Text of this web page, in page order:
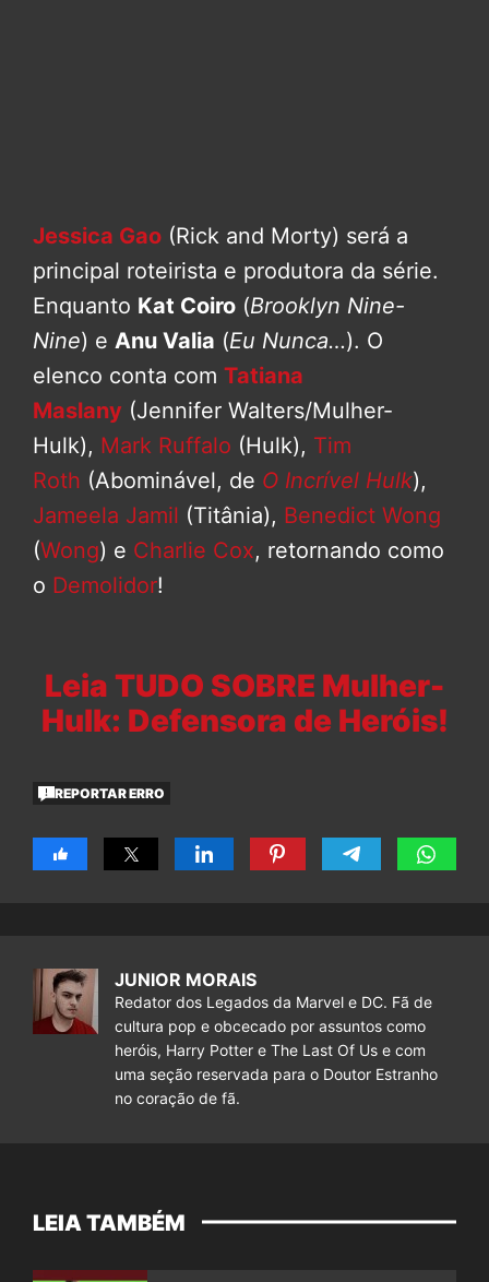
Jessica Gao (Rick and Morty) será a
principal roteirista e produtora da série.
Enquanto Kat Coiro (Brooklyn Nine-
Nine) e Anu Valia (Eu Nunca…). O
elenco conta com Tatiana
Maslany (Jennifer Walters/Mulher-
Hulk), Mark Ruffalo (Hulk), Tim
Roth (Abominável, de O Incrível Hulk),
Jameela Jamil (Titânia), Benedict Wong
(Wong) e Charlie Cox, retornando como
o Demolidor!
Leia TUDO SOBRE Mulher-
Hulk: Defensora de Heróis!
REPORTAR ERRO
JUNIOR MORAIS
Redator dos Legados da Marvel e DC. Fã de
cultura pop e obcecado por assuntos como
heróis, Harry Potter e The Last Of Us e com
uma seção reservada para o Doutor Estranho
no coração de fã.
LEIA TAMBÉM